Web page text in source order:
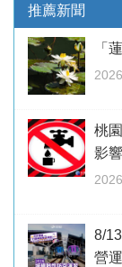
推薦新聞
「
桃
影響
8/
營